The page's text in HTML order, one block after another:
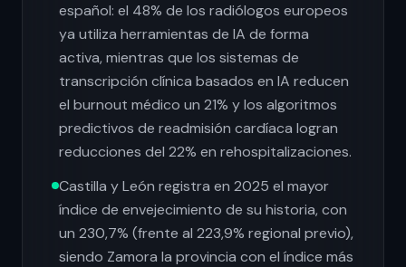
español: el 48% de los radiólogos europeos
ya utiliza herramientas de IA de forma
activa, mientras que los sistemas de
transcripción clínica basados en IA reducen
el burnout médico un 21% y los algoritmos
predictivos de readmisión cardíaca logran
reducciones del 22% en rehospitalizaciones.
Castilla y León registra en 2025 el mayor
índice de envejecimiento de su historia, con
un 230,7% (frente al 223,9% regional previo),
siendo Zamora la provincia con el índice más